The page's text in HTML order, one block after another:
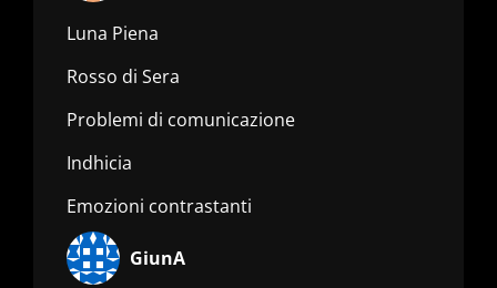
Luna Piena
Rosso di Sera
Problemi di comunicazione
Indhicia
Emozioni contrastanti
GiunA